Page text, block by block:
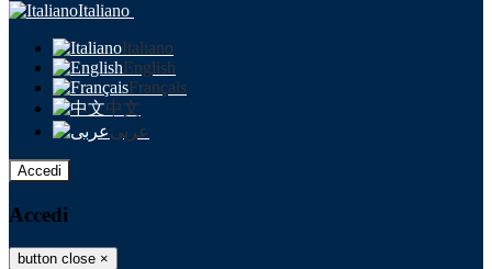
Italiano
Italiano
English
Français
中文
عربى
Accedi
Accedi
button close ×